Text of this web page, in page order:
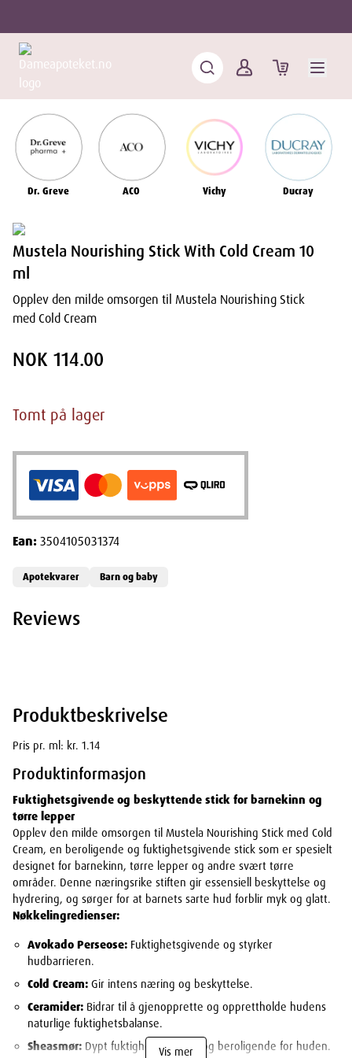
Dr. Greve ACO Vichy Ducray
Produktbeskrivelse
Pris pr. ml: kr. 1.14
Produktinformasjon
Fuktighetsgivende og beskyttende stick for barnekinn og
tørre lepper
Opplev den milde omsorgen til Mustela Nourishing Stick med Cold
Cream, en beroligende og fuktighetsgivende stick som er spesielt
designet for barnekinn, tørre lepper og andre svært tørre
områder. Denne næringsrike stiften gir essensiell beskyttelse og
hydrering, og sørger for at barnets sarte hud forblir myk og glatt.
Nøkkelingredienser:
Avokado Perseose: Fuktighetsgivende og styrker
hudbarrieren.
Cold Cream: Gir intens næring og beskyttelse.
Ceramider: Bidrar til å gjenopprette og opprettholde hudens
naturlige fuktighetsbalanse.
Sheasmør: Dypt fuktighetsgivende og beroligende for huden.
Vis mer
Mustela Nourishing Stick With Cold Cream 10
ml
Opplev den milde omsorgen til Mustela Nourishing Stick
med Cold Cream
NOK 114.00
Tomt på lager
Ean:3504105031374
Apotekvarer Barn og baby
Reviews